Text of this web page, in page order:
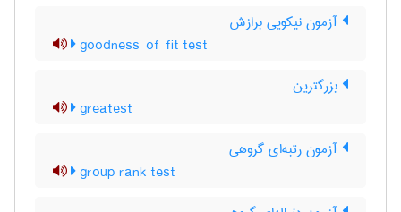
آزمون نیکویی برازش
goodness-of-fit test
بزرگترین
greatest
آزمون رتبه‌ای گروهی
group rank test